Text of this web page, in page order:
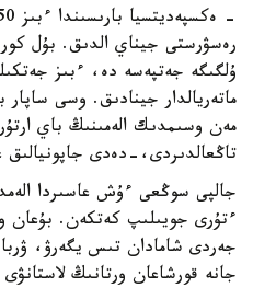
ۇلگىگە جەتپەسە دە، ءبىز
ماتەريالدار جينادىق. وسى ساپار
مەن وسىمدىك الەمىنىڭ باي
تاڭعالدىردى،-دەدى جاپونيالىق
ءتۇرى جويىلىپ كەتكەن. بۇعان
جەردى شامادان تىس يگەرۋ،
جانە قورشاعان ورتانىڭ